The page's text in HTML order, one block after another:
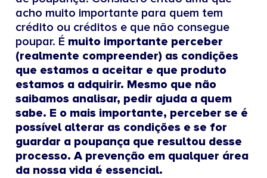
acho muito importante para quem tem
crédito ou créditos e que não consegue
poupar. É muito importante perceber
(realmente compreender) as condições
que estamos a aceitar e que produto
estamos a adquirir. Mesmo que não
saibamos analisar, pedir ajuda a quem
sabe. E o mais importante, perceber se é
possível alterar as condições e se for
guardar a poupança que resultou desse
processo. A prevenção em qualquer área
da nossa vida é essencial.